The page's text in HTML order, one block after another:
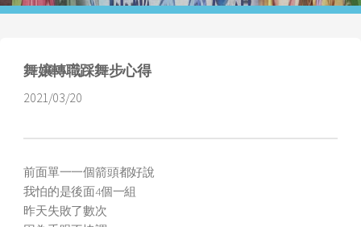
舞孃轉職踩舞步心得
2021/03/20
前面單一一個箭頭都好說
我怕的是後面4個一組
昨天失敗了數次